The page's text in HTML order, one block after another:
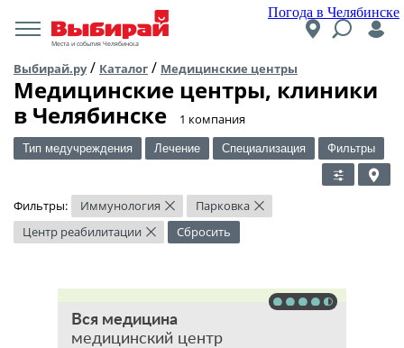
Погода в Челябинске
Места и события Челябинска
Выбирай.ру/ Каталог / Медицинские центры
Медицинские центры, клиники
в Челябинске
​1 компания
Тип медучреждения Лечение Специализация Фильтры
Фильтры: Иммунология × Парковка ×
Центр реабилитации × Сбросить
Вся медицина
медицинский центр